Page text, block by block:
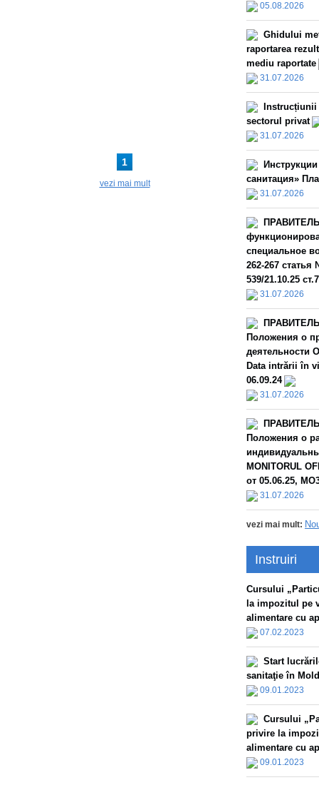
1
vezi mai mult
05.08.2026
Ghidului
raportarea
mediu raportate
31.07.2026
sectorul privat
31.07.2026
санитация»
31.07.2026
специальное
262-267
539/21.10.25
31.07.2026
Положения о
деятельности
Data intrării în
06.09.24
31.07.2026
Положения о
MONITORUL
от 05.06.25,
31.07.2026
vezi mai mult:
Instruiri
Сursului
la impozitul pe
alimentare cu
07.02.2023
Start
sanitaţie în
09.01.2023
Сursului
privire la
alimentare cu
09.01.2023